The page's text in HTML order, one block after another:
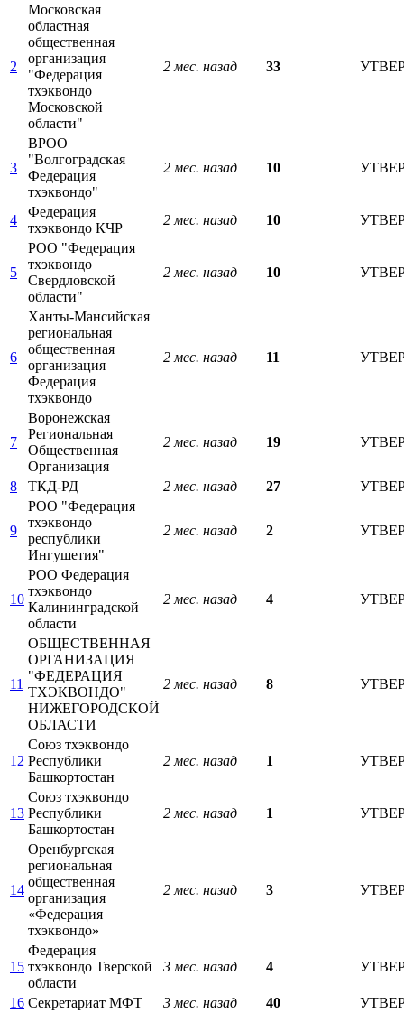
2
Московская
областная
общественная
организация
"Федерация
тхэквондо
Московской
области"
2 мес. назад 33
3
ВРОО
"Волгоградская
Федерация
тхэквондо"
2 мес. назад 10
4
Федерация
тхэквондо КЧР
2 мес. назад 10
5
РОО "Федерация
тхэквондо
Свердловской
области"
2 мес. назад 10
6
Ханты-Мансийская
региональная
общественная
организация
Федерация
тхэквондо
2 мес. назад 11
7
Воронежская
Региональная
Общественная
Организация
2 мес. назад 19
8 ТКД-РД 2 мес. назад 27
9
РОО "Федерация
тхэквондо
республики
Ингушетия"
2 мес. назад 2
10
РОО Федерация
тхэквондо
Калининградской
области
2 мес. назад 4
11
ОБЩЕСТВЕННАЯ
ОРГАНИЗАЦИЯ
"ФЕДЕРАЦИЯ
ТХЭКВОНДО"
НИЖЕГОРОДСКОЙ
ОБЛАСТИ
2 мес. назад 8
12
Союз тхэквондо
Республики
Башкортостан
2 мес. назад 1
13
Союз тхэквондо
Республики
Башкортостан
2 мес. назад 1
14
Оренбургская
региональная
общественная
организация
«Федерация
тхэквондо»
2 мес. назад 3
15
Федерация
тхэквондо Тверской
области
3 мес. назад 4
16 Секретариат МФТ 3 мес. назад 40